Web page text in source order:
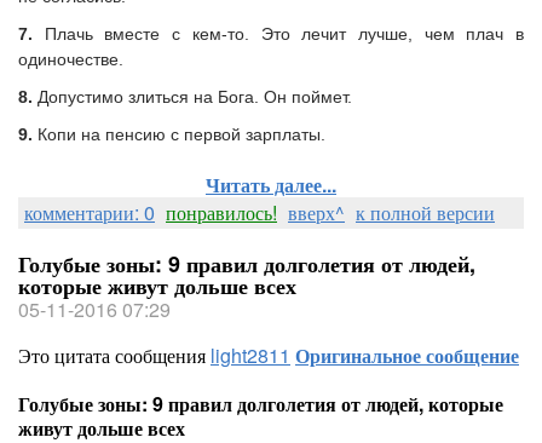
7. Плачь вместе с кем-то. Это лечит лучше, чем плач в
одиночестве.
8. Допустимо злиться на Бога. Он поймет.
9. Копи на пенсию с первой зарплаты.
Читать далее...
комментарии: 0 понравилось! вверх^ к полной версии
Голубые зоны: 9 правил долголетия от людей,
которые живут дольше всех
05-11-2016 07:29
Это цитата сообщения light2811 Оригинальное сообщение
Голубые зоны: 9 правил долголетия от людей, которые
живут дольше всех